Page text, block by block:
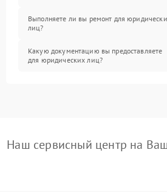
Выполняете ли вы ремонт для
лиц?
Какую документацию вы предоставляете
для юридических лиц?
Наш сервисный центр на